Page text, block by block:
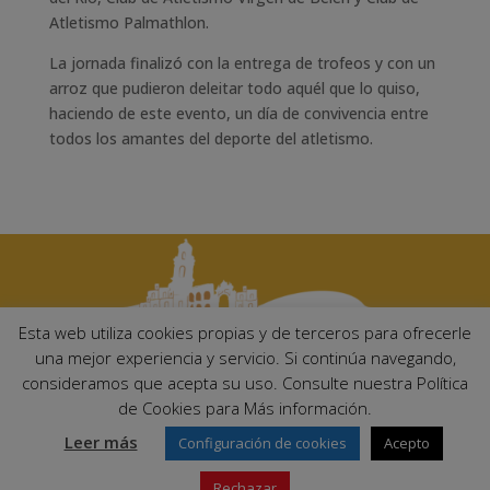
Atletismo Palmathlon.
La jornada finalizó con la entrega de trofeos y con un
arroz que pudieron deleitar todo aquél que lo quiso,
haciendo de este evento, un día de convivencia entre
todos los amantes del deporte del atletismo.
Ayuntamiento de Palma del Río. Plaza Mayor de Andalucía, 1 C.P:
14700 – Palma del Río (Córdoba)
Email:
ayuntamiento@palmadelrio.es
Teléfono: 957 71 02 44 | Fax: 957 64 47 39
Esta web utiliza cookies propias y de terceros para ofrecerle
una mejor experiencia y servicio. Si continúa navegando,
consideramos que acepta su uso. Consulte nuestra Política
de Cookies para Más información.
Leer más
Configuración de cookies Acepto